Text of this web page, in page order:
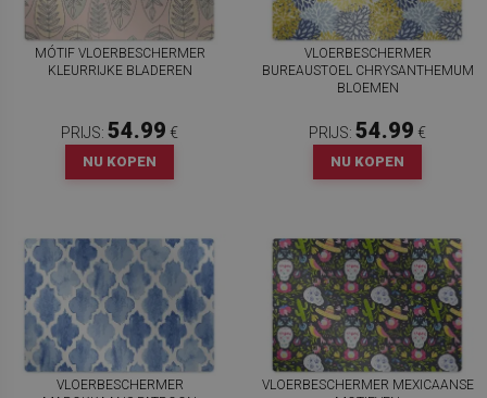
MÓTIF VLOERBESCHERMER
KLEURRIJKE BLADEREN
PRIJS: 54.99 €
NU KOPEN
VLOERBESCHERMER
BUREAUSTOEL CHRYSANTHEMUM
BLOEMEN
PRIJS: 54.99 €
NU KOPEN
VLOERBESCHERMER
VLOERBESCHERMER MEXICAANSE